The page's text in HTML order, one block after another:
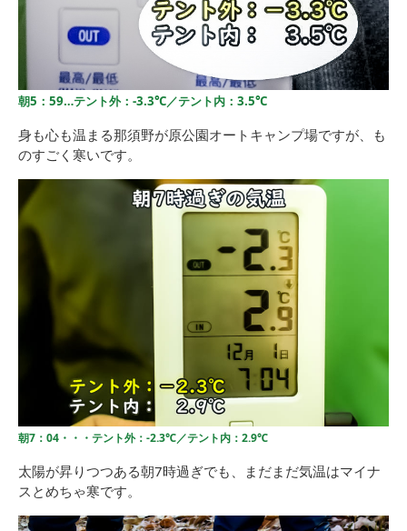
朝5：59…テント外：-3.3℃／テント内：3.5℃
身も心も温まる那須野が原公園オートキャンプ場ですが、も
のすごく寒いです。
朝7：04・・・テント外：-2.3℃／テント内：2.9℃
太陽が昇りつつある朝7時過ぎでも、まだまだ気温はマイナ
スとめちゃ寒です。